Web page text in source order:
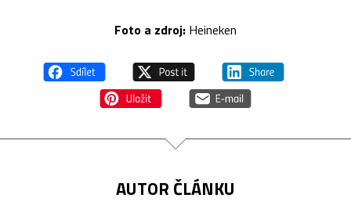
Foto a zdroj: Heineken
AUTOR ČLÁNKU